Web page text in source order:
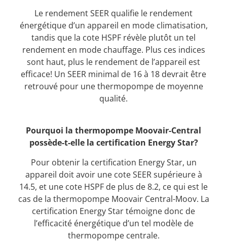
Le rendement SEER qualifie le rendement
énergétique d’un appareil en mode climatisation,
tandis que la cote HSPF révèle plutôt un tel
rendement en mode chauffage. Plus ces indices
sont haut, plus le rendement de l’appareil est
efficace! Un SEER minimal de 16 à 18 devrait être
retrouvé pour une thermopompe de moyenne
qualité.
Pourquoi la thermopompe Moovair-Central
possède-t-elle la certification Energy Star?
Pour obtenir la certification Energy Star, un
appareil doit avoir une cote SEER supérieure à
14.5, et une cote HSPF de plus de 8.2, ce qui est le
cas de la thermopompe Moovair Central-Moov. La
certification Energy Star témoigne donc de
l’efficacité énergétique d’un tel modèle de
thermopompe centrale.